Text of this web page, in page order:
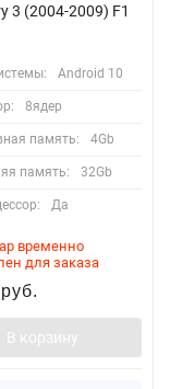
3 (2004-2009) F1
Android 10
8ядер
память: 4Gb
память: 32Gb
Да
временно
для заказа
руб.
В корзину